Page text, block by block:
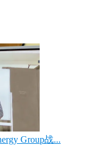
Group战...